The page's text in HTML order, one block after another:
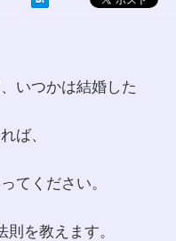
いつかは結婚した
ば、
てください。
則を教えます。